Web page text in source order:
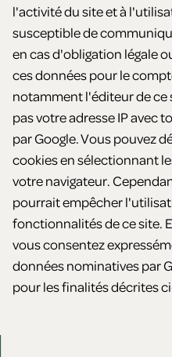
l'activité du site et à
susceptible de
en cas d'obligation légale
ces données pour le
notamment l'éditeur de ce
pas votre adresse IP avec
par Google. Vous pouvez
cookies en sélectionnant
votre navigateur.
pourrait empêcher
fonctionnalités de ce site.
vous consentez
données nominatives par
pour les finalités décrites